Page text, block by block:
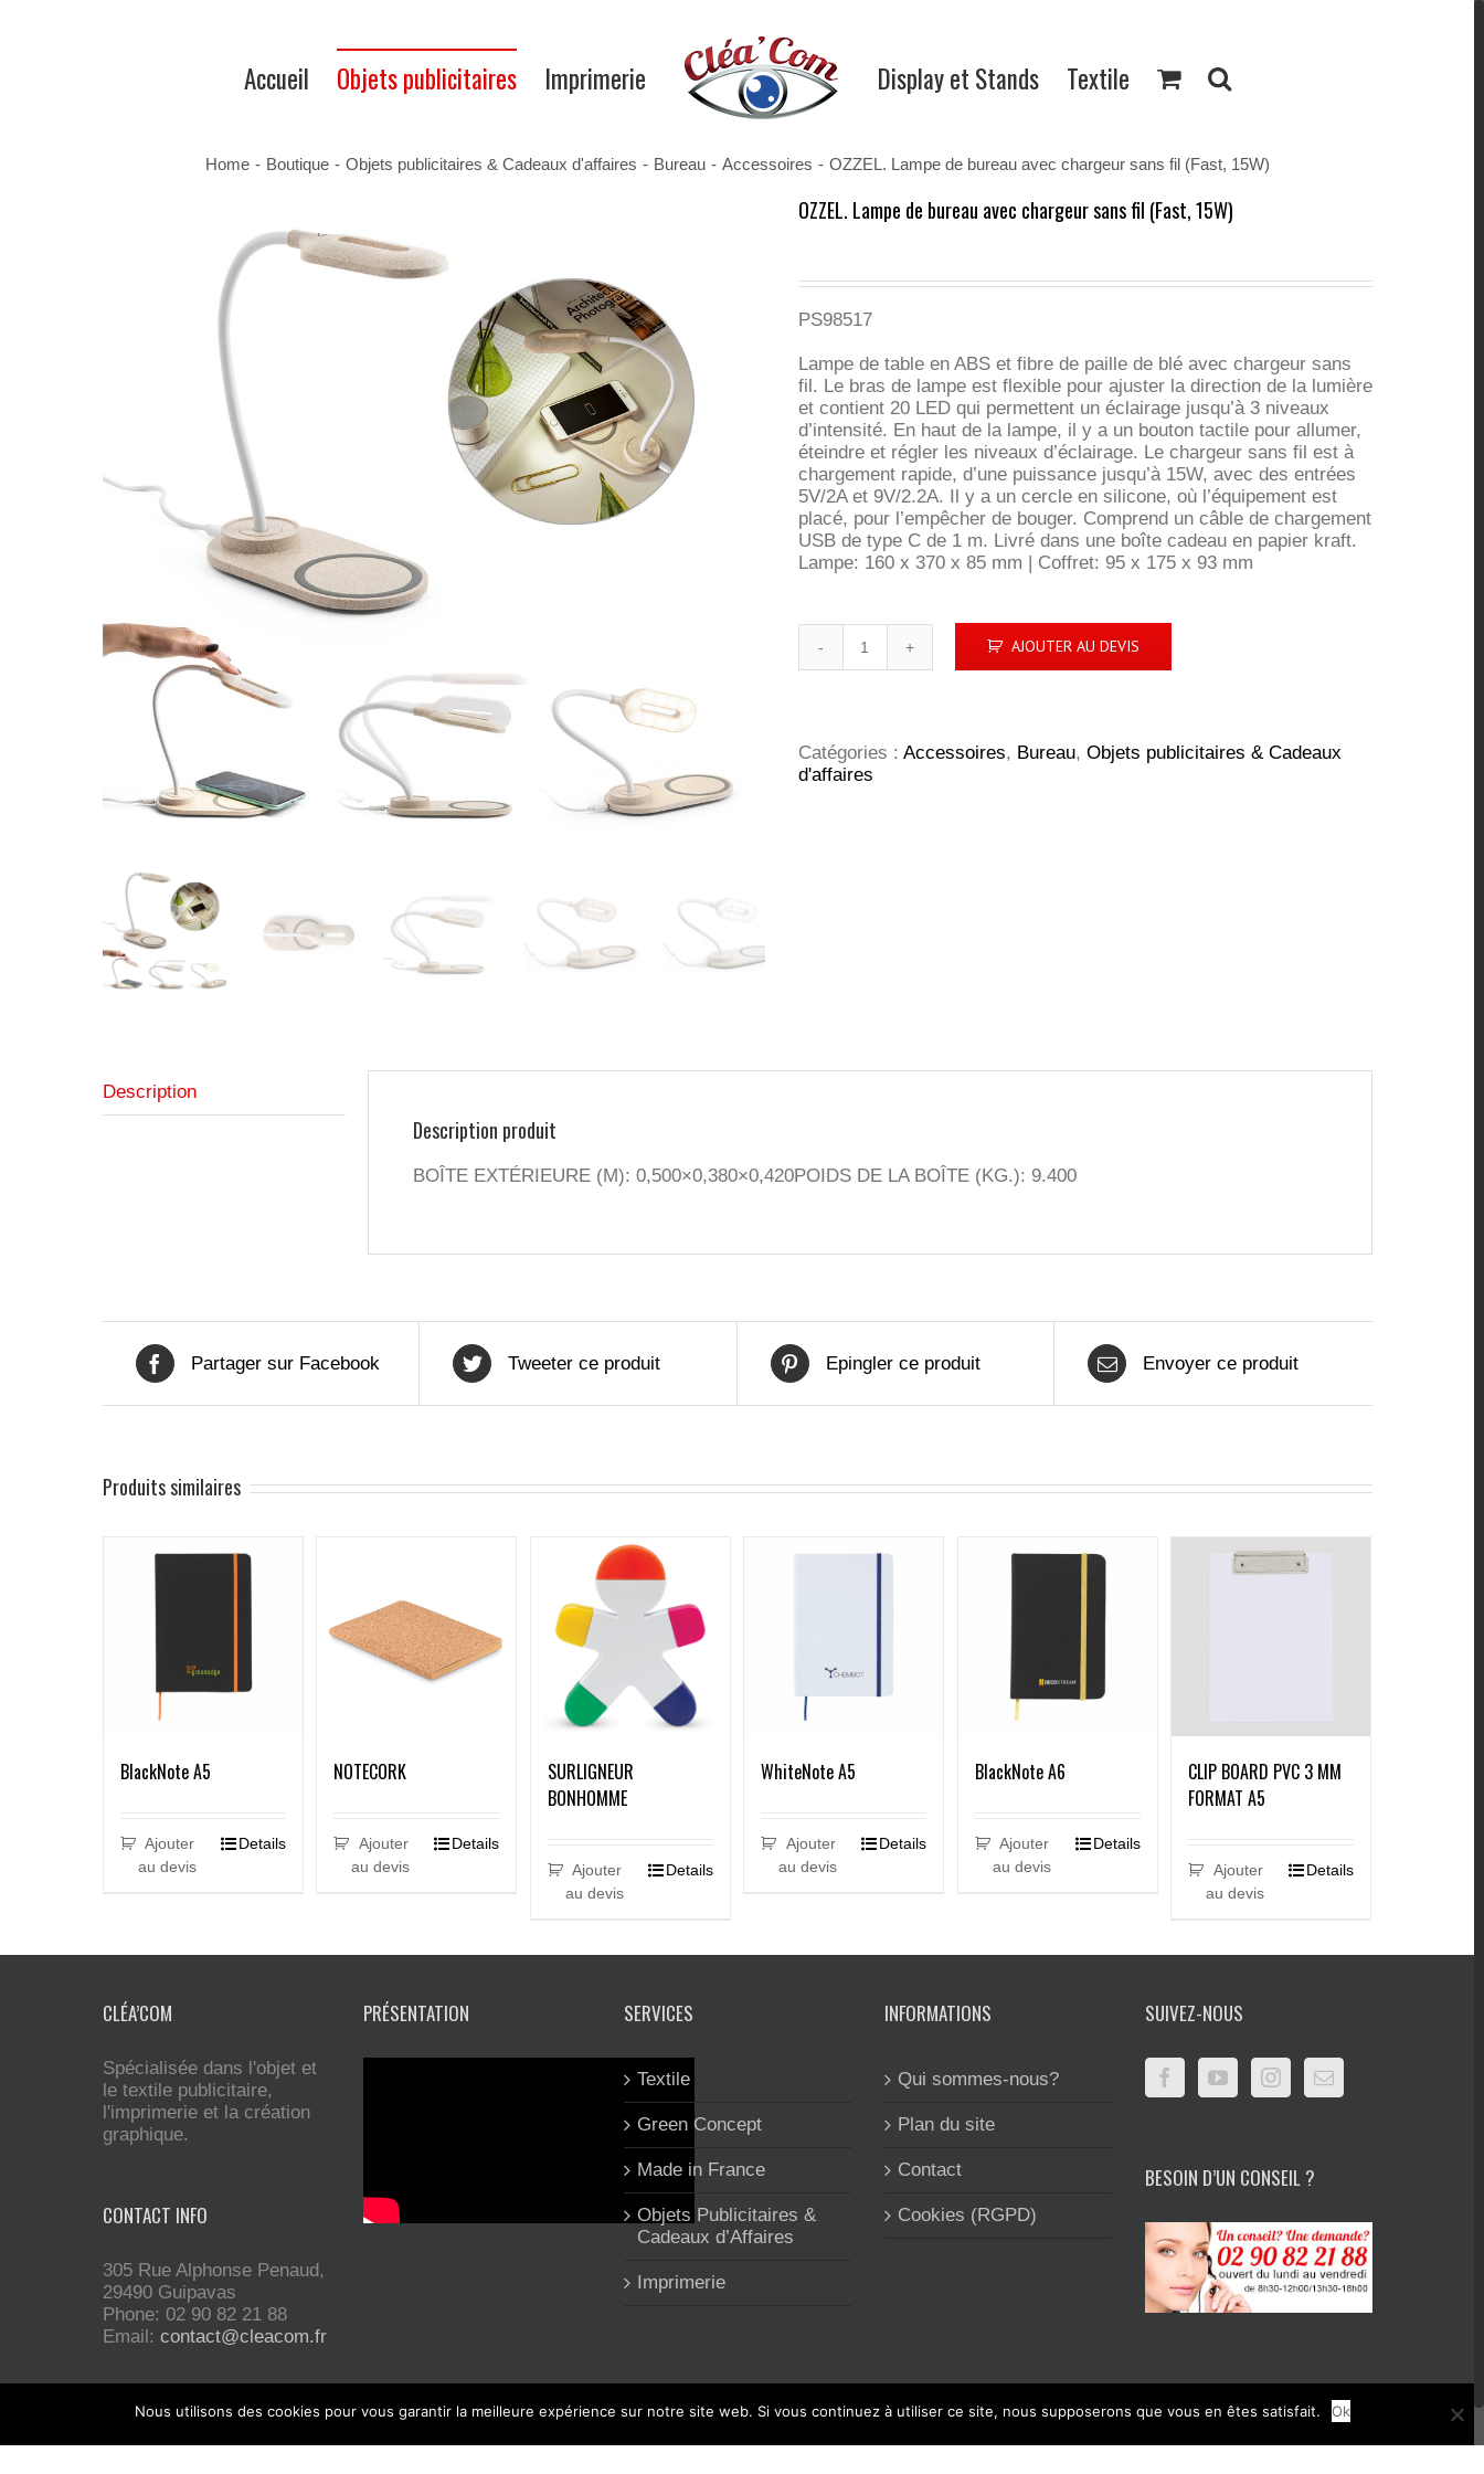
Accueil Objets publicitaires Imprimerie Display et Stands Textile
Home - Boutique - Objets publicitaires & Cadeaux d'affaires - Bureau - Accessoires - OZZEL. Lampe de bureau avec chargeur sans fil (Fast, 15W)
OZZEL. Lampe de bureau avec chargeur sans fil (Fast, 15W)
PS98517
Lampe de table en ABS et fibre de paille de blé avec chargeur sans
fil. Le bras de lampe est flexible pour ajuster la direction de la lumière
et contient 20 LED qui permettent un éclairage jusqu’à 3 niveaux
d’intensité. En haut de la lampe, il y a un bouton tactile pour allumer,
éteindre et régler les niveaux d’éclairage. Le chargeur sans fil est à
chargement rapide, d’une puissance jusqu’à 15W, avec des entrées
5V/2A et 9V/2.2A. Il y a un cercle en silicone, où l’équipement est
placé, pour l’empêcher de bouger. Comprend un câble de chargement
USB de type C de 1 m. Livré dans une boîte cadeau en papier kraft.
Lampe: 160 x 370 x 85 mm | Coffret: 95 x 175 x 93 mm
de
bureau
avec
AJOUTER AU DEVIS
Catégories : Accessoires, Bureau, Objets publicitaires & Cadeaux
d'affaires
Description
Description produit
BOÎTE EXTÉRIEURE (M): 0,500×0,380×0,420POIDS DE LA BOÎTE (KG.): 9.400
Partager sur Facebook Tweeter ce produit Epingler ce produit Envoyer ce produit
Produits similaires
BlackNote A5
Ajouter
au devis
Details
NOTECORK
Ajouter
au devis
Details
SURLIGNEUR
BONHOMME
Ajouter
au devis
Details
WhiteNote A5
Ajouter
au devis
Details
BlackNote A6
Ajouter
au devis
Details
CLIP BOARD PVC 3 MM
FORMAT A5
Ajouter
au devis
Details
CLÉA’COM
Spécialisée dans l'objet et
le textile publicitaire,
l'imprimerie et la création
graphique.
CONTACT INFO
305 Rue Alphonse Penaud,
29490 Guipavas
Phone: 02 90 82 21 88
Email: contact@cleacom.fr
PRÉSENTATION SERVICES
Textile
Green Concept
Made in France
Objets Publicitaires &
Cadeaux d’Affaires
Imprimerie
INFORMATIONS
Qui sommes-nous?
Plan du site
Contact
Cookies (RGPD)
SUIVEZ-NOUS
BESOIN D’UN CONSEIL ?
Installée sur Guipavas, la société CLEA'COM est spécialisée dans l'objet et le textile publicitaire, l'imprimerie et la création graphique.
Nous utilisons des cookies pour vous garantir la meilleure expérience sur notre site web. Si vous continuez à utiliser ce site, nous supposerons que vous en êtes satisfait. Ok